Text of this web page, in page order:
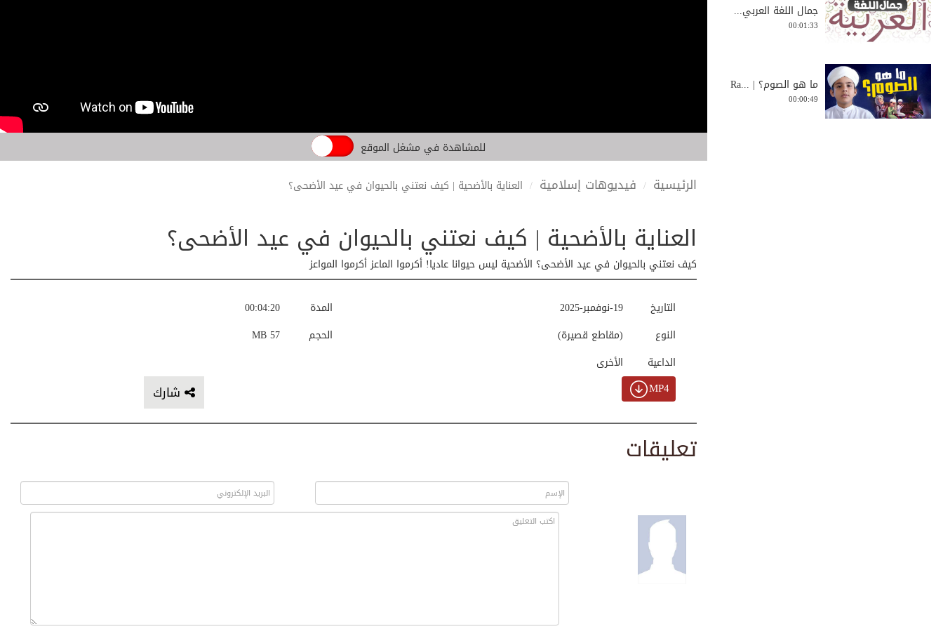
للمشاهدة في مشغل الموقع
الرئيسية فيديوهات إسلامية العناية بالأضحية | كيف نعتني بالحيوان في عيد الأضحى؟
العناية بالأضحية | كيف نعتني بالحيوان في عيد الأضحى؟
كيف نعتني بالحيوان في عيد الأضحى؟ الأضحية ليس حيوانا عاديا! أكرموا الماعز أكرموا المواعز
00:04:20
المدة
57 MB
الحجم
19-نوفمبر-2025
التاريخ
(مقاطع قصيرة)
النوع
الأخرى
الداعية
شارك MP4
تعليقات
جمال اللغة العربي...
00:01:33
ما هو الصوم؟ | Ra...
00:00:49